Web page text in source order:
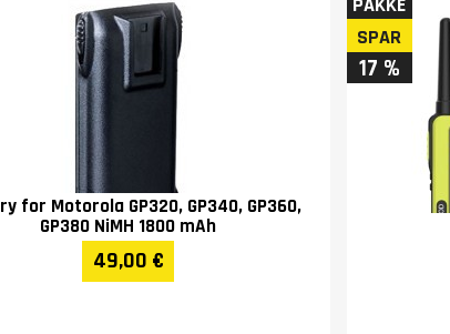
for Motorola GP320, GP340, GP360,
GP380 NiMH 1800 mAh
49,00 €
SPAR
17 %